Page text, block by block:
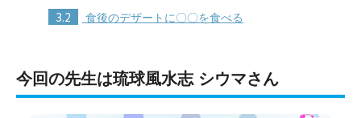
3.2 食後のデザートに〇〇を食べる
今回の先生は琉球風水志 シウマさん